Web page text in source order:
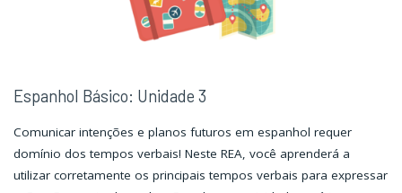
Espanhol Básico: Unidade 3
Comunicar intenções e planos futuros em espanhol requer
domínio dos tempos verbais! Neste REA, você aprenderá a
utilizar corretamente os principais tempos verbais para expressar